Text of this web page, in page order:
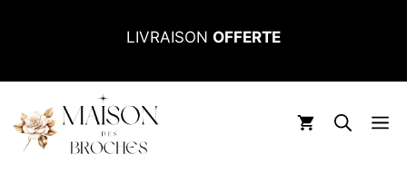
LIVRAISON OFFERTE